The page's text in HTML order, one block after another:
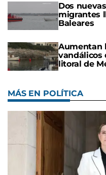
Dos
migrantes
Baleares
Aumentan
vandálicos
litoral de
MÁS EN POLÍTICA